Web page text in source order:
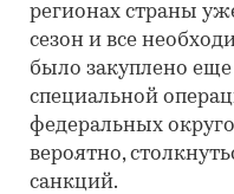
регионах страны
сезон и все
было закуплено
специальной
федеральных
вероятно,
санкций.